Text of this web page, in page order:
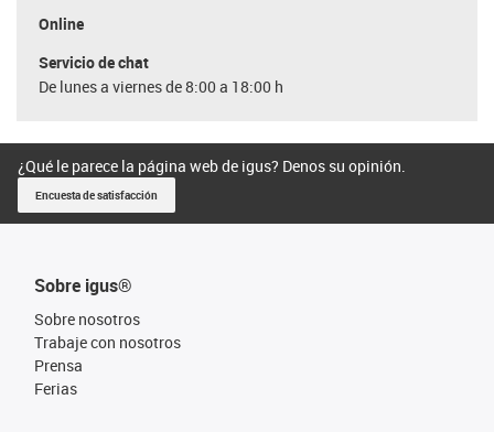
Online
Servicio de chat
De lunes a viernes de 8:00 a 18:00 h
¿Qué le parece la página web de igus? Denos su opinión.
Encuesta de satisfacción
Sobre igus®
Sobre nosotros
Trabaje con nosotros
Prensa
Ferias